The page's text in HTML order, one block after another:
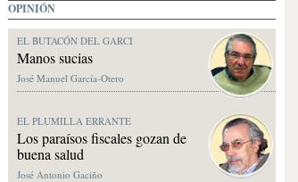
OPINIÓN
EL BUTACÓN DEL GARCI
Manos sucias
José Manuel García-Otero
EL PLUMILLA ERRANTE
Los paraísos fiscales gozan de
buena salud
José Antonio Gaciño